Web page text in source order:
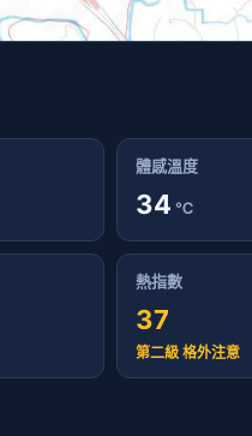
體感溫度
34 ℃
熱指數
37
第二級 格外注意